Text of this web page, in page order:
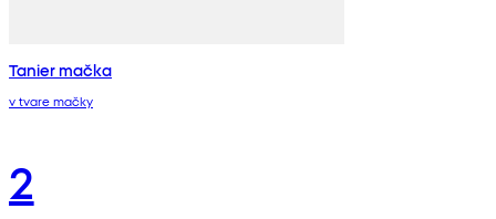
Tanier mačka
v tvare mačky
2